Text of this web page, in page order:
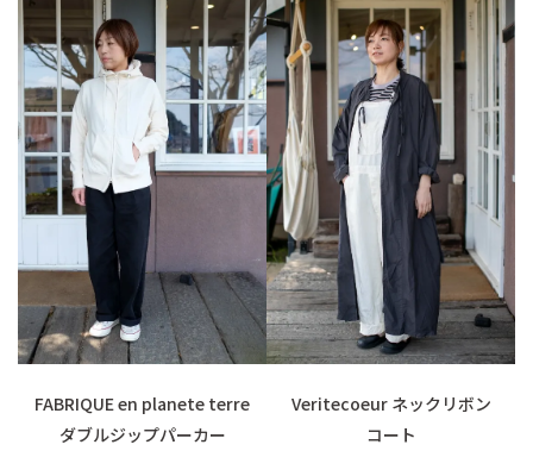
FABRIQUE en planete terre
ダブルジップパーカー
Veritecoeur ネックリボン
コート